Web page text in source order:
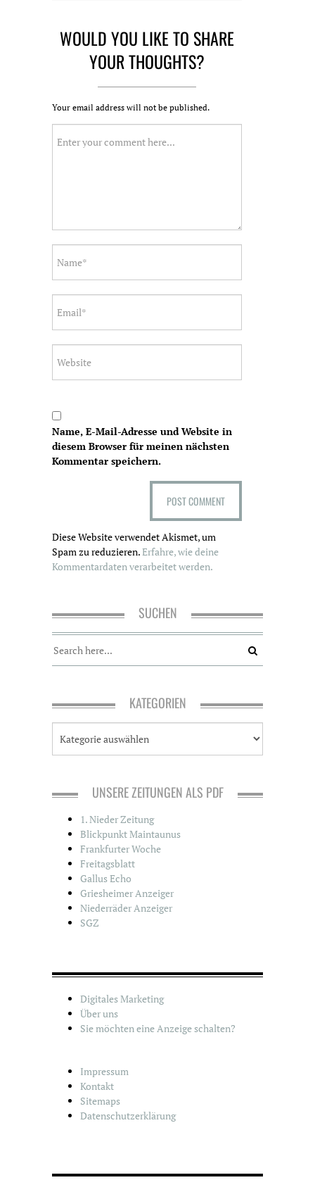
WOULD YOU LIKE TO SHARE
YOUR THOUGHTS?
Your email address will not be published.
Name, E-Mail-Adresse und Website in
diesem Browser für meinen nächsten
Kommentar speichern.
Diese Website verwendet Akismet, um
Spam zu reduzieren.Erfahre, wie deine
Kommentardaten verarbeitet werden.
SUCHEN
KATEGORIEN
t
UNSERE ZEITUNGEN ALS PDF
1. Nieder Zeitung
Blickpunkt Maintaunus
Frankfurter Woche
Freitagsblatt
Gallus Echo
Griesheimer Anzeiger
Niederräder Anzeiger
SGZ
Digitales Marketing
Über uns
Sie möchten eine Anzeige schalten?
Impressum
Kontakt
Sitemaps
Datenschutzerklärung